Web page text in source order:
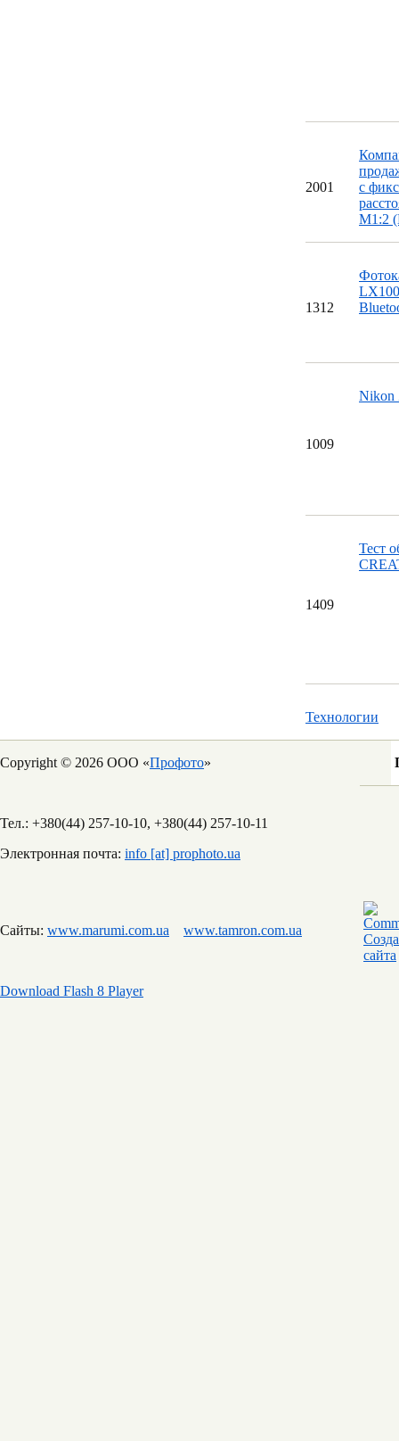
2001
с
M1:2
1312
1009
Nikon
1409
Тест
Технологии
Copyright © 2026 ООО «Профото»
Тел.: +380(44) 257-10-10, +380(44) 257-10-11
Электронная почта: info [at] prophoto.ua
Сайты: www.marumi.com.ua www.tamron.com.ua
Download Flash 8 Player